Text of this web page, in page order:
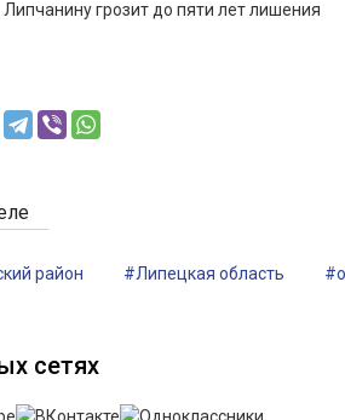
грозит до пяти лет лишения
район #Липецкая область
сетях